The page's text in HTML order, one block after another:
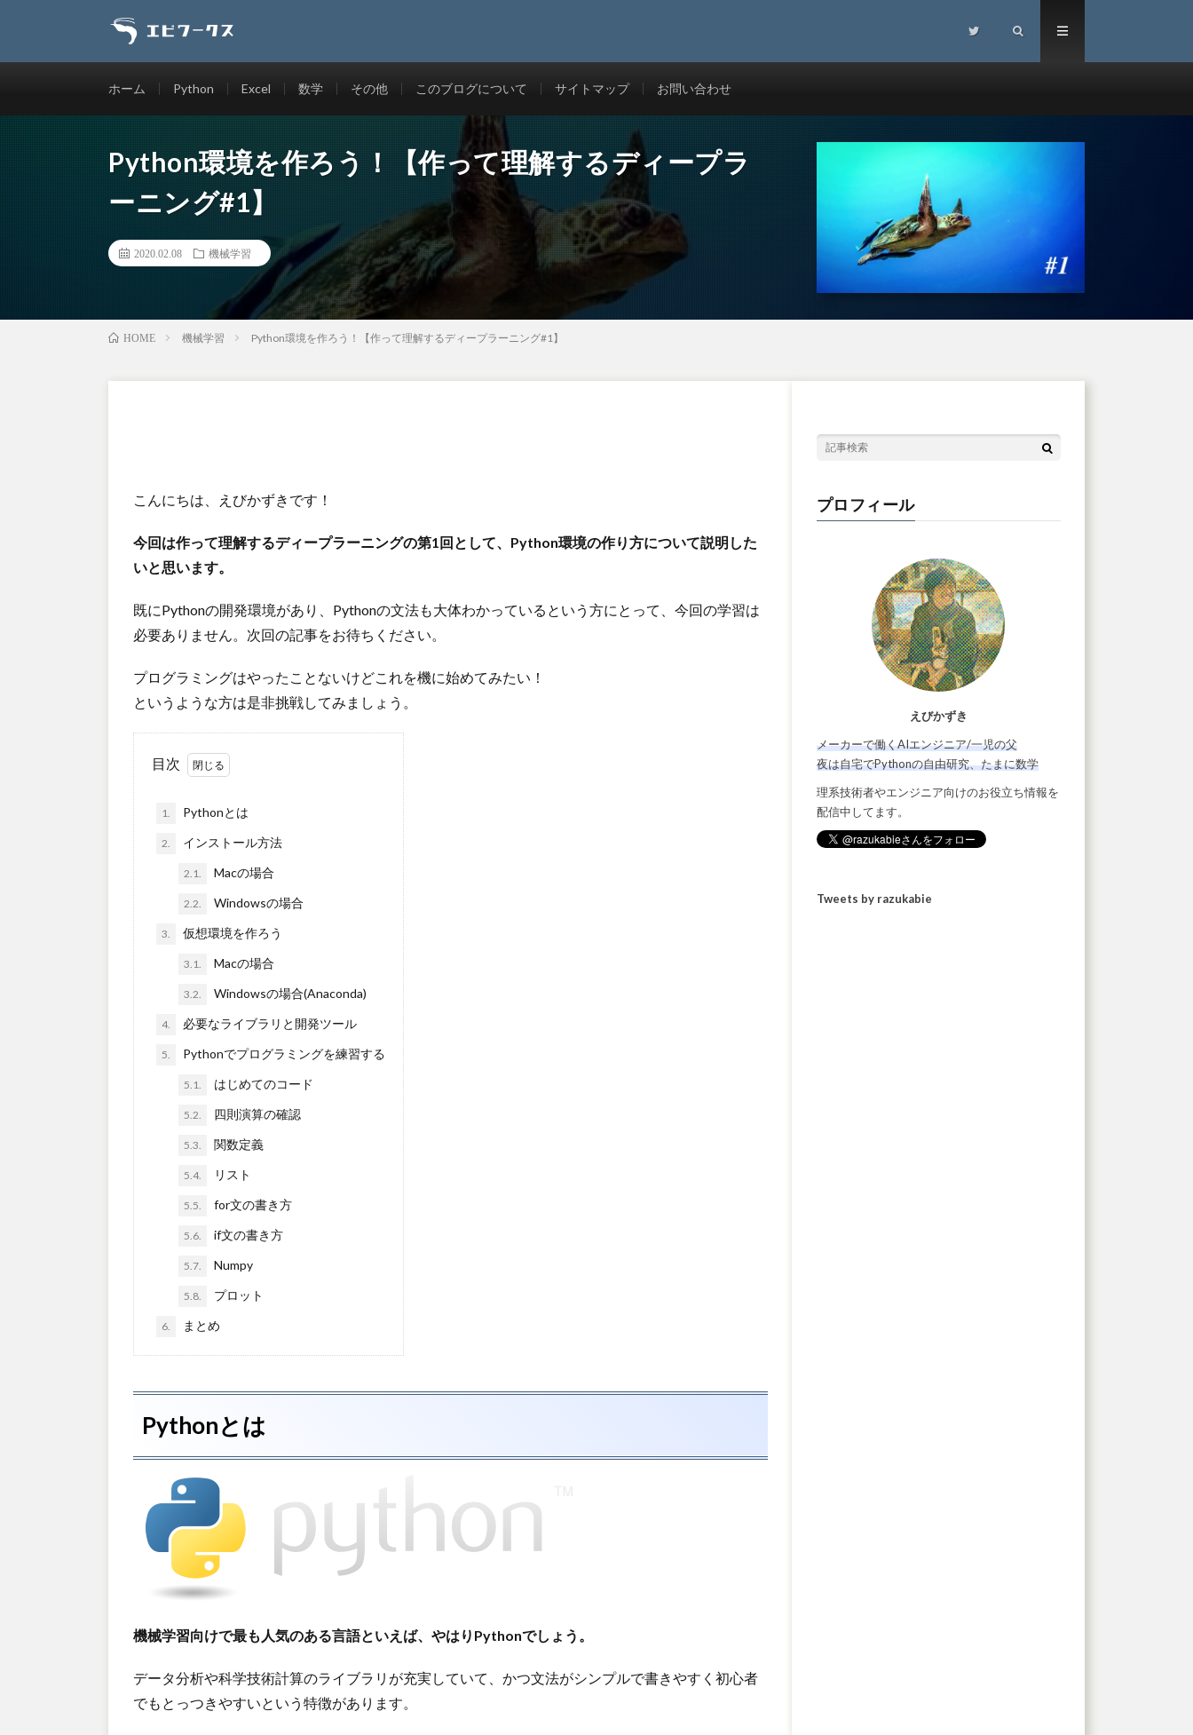
ホーム Python Excel 数学 その他 このブログについて サイトマップ お問い合わせ
Python環境を作ろう！【作って理解するディープラ
ーニング#1】
2020.02.08 機械学習
HOME 機械学習 Python環境を作ろう！【作って理解するディープラーニング#1】
こんにちは、えびかずきです！
今回は作って理解するディープラーニングの第1回として、Python環境の作り方について説明した
いと思います。
既にPythonの開発環境があり、Pythonの文法も大体わかっているという方にとって、今回の学習は
必要ありません。次回の記事をお待ちください。
プログラミングはやったことないけどこれを機に始めてみたい！
というような方は是非挑戦してみましょう。
目次
1. Pythonとは
2. インストール方法
2.1. Macの場合
2.2. Windowsの場合
3. 仮想環境を作ろう
3.1. Macの場合
3.2. Windowsの場合(Anaconda)
4. 必要なライブラリと開発ツール
5. Pythonでプログラミングを練習する
5.1. はじめてのコード
5.2. 四則演算の確認
5.3. 関数定義
5.4. リスト
5.5. for文の書き方
5.6. if文の書き方
5.7. Numpy
5.8. プロット
6. まとめ
Pythonとは
機械学習向けで最も人気のある言語といえば、やはりPythonでしょう。
データ分析や科学技術計算のライブラリが充実していて、かつ文法がシンプルで書きやすく初心者
でもとっつきやすいという特徴があります。
プロフィール
えびかずき
メーカーで働くAIエンジニア/一児の父
夜は自宅でPythonの自由研究、たまに数学
理系技術者やエンジニア向けのお役立ち情報を
配信中してます。
Tweets by razukabie